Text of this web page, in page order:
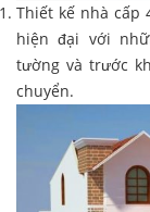
Thiết kế nhà cấp
hiện đại với
tường và trước
chuyển.